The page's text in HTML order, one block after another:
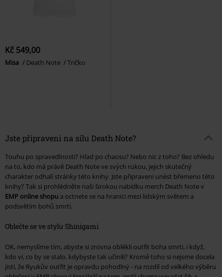
Kč 549,00
Misa Death Note Tričko
Jste připraveni na sílu Death Note?
Touhu po spravedlnosti? Hlad po chaosu? Nebo nic z toho? Bez ohledu
na to, kdo má právě Death Note ve svých rukou, jejich skutečný
charakter odhalí stránky této knihy. Jste připraveni unést břemeno této
knihy? Tak si prohlédněte naši širokou nabídku merch Death Note v
EMP online shopu a octnete se na hranici mezi lidským světem a
podsvětím bohů smrti.
Oblečte se ve stylu Shinigami
OK, nemyslíme tím, abyste si zrovna oblékli outfit boha smrti, i když,
kdo ví, co by se stalo, kdybyste tak učinili? Kromě toho si nejsme docela
jisti, že Ryukův outfit je opravdu pohodlný - na rozdíl od velkého výběru